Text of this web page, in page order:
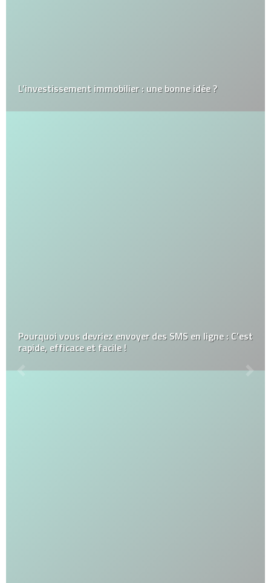
L’investissement immobilier : une bonne idée ?
Pourquoi vous devriez envoyer des SMS en ligne : C’est
rapide, efficace et facile !